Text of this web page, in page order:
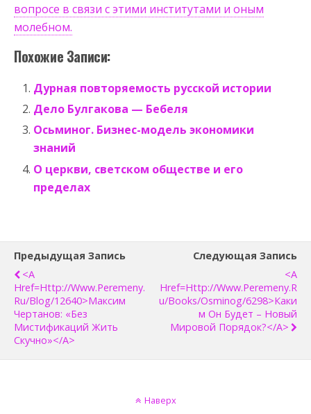
вопросе в связи с этими институтами и оным
молебном.
Похожие Записи:
Дурная повторяемость русской истории
Дело Булгакова — Бебеля
Осьминог. Бизнес-модель экономики
знаний
О церкви, светском обществе и его
пределах
Предыдущая Запись
<a
Href=http://www.peremeny.
Ru/blog/12640>Максим
Чертанов: «Без
Мистификаций Жить
Скучно»</a>
Следующая Запись
<a
Href=http://www.peremeny.r
U/books/osminog/6298>Каки
М Он Будет – Новый
Мировой Порядок?</a>
Наверх